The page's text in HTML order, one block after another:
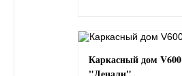
Каркасный дом V600